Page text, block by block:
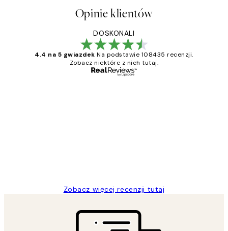
Opinie klientów
DOSKONALI
4.4 na 5 gwiazdek Na podstawie 108435 recenzji.
Zobacz niektóre z nich tutaj.
Zobacz więcej recenzji tutaj